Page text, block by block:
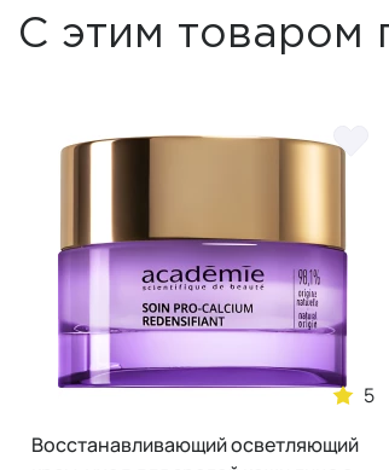
С этим товаром
5
Восстанавливающий осветляющий